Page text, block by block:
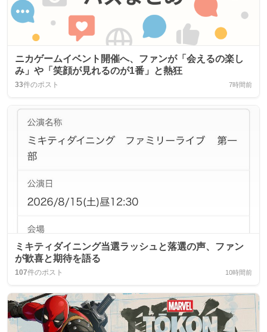
ニカゲームイベント開催へ、ファンが「会えるの楽し
み」や「笑顔が見れるのが1番」と熱狂
33件のポスト 7時間前
ミキティダイニング当選ラッシュと落選の声、ファン
が歓喜と期待を語る
107件のポスト 10時間前